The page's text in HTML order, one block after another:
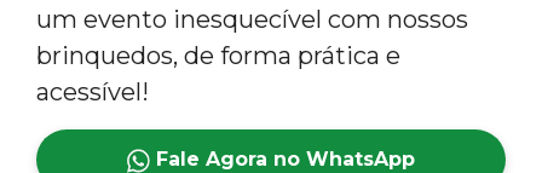
um evento inesquecível com nossos
brinquedos, de forma prática e
acessível!
Fale Agora no WhatsApp